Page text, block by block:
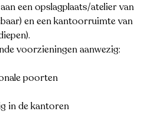
een opslagplaats/atelier van
en een kantoorruimte van
voorzieningen aanwezig:
poorten
in de kantoren